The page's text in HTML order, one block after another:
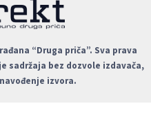
“Druga priča”. Sva prava
sadržaja bez dozvole izdavača,
izvora.